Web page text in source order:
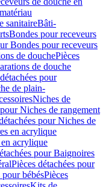
sanitaireBâti-
Bondes pour receveurs
Bondes pour receveurs
de douchePièces
de douche
pour
de plain-
Niches de
Niches de rangement
pour Niches de
en acrylique
acrylique
pour Baignoires
Pièces détachées pour
bébésPièces